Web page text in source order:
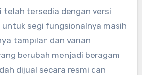
telah tersedia dengan versi
untuk segi fungsionalnya masih
tampilan dan varian
berubah menjadi beragam
dijual secara resmi dan